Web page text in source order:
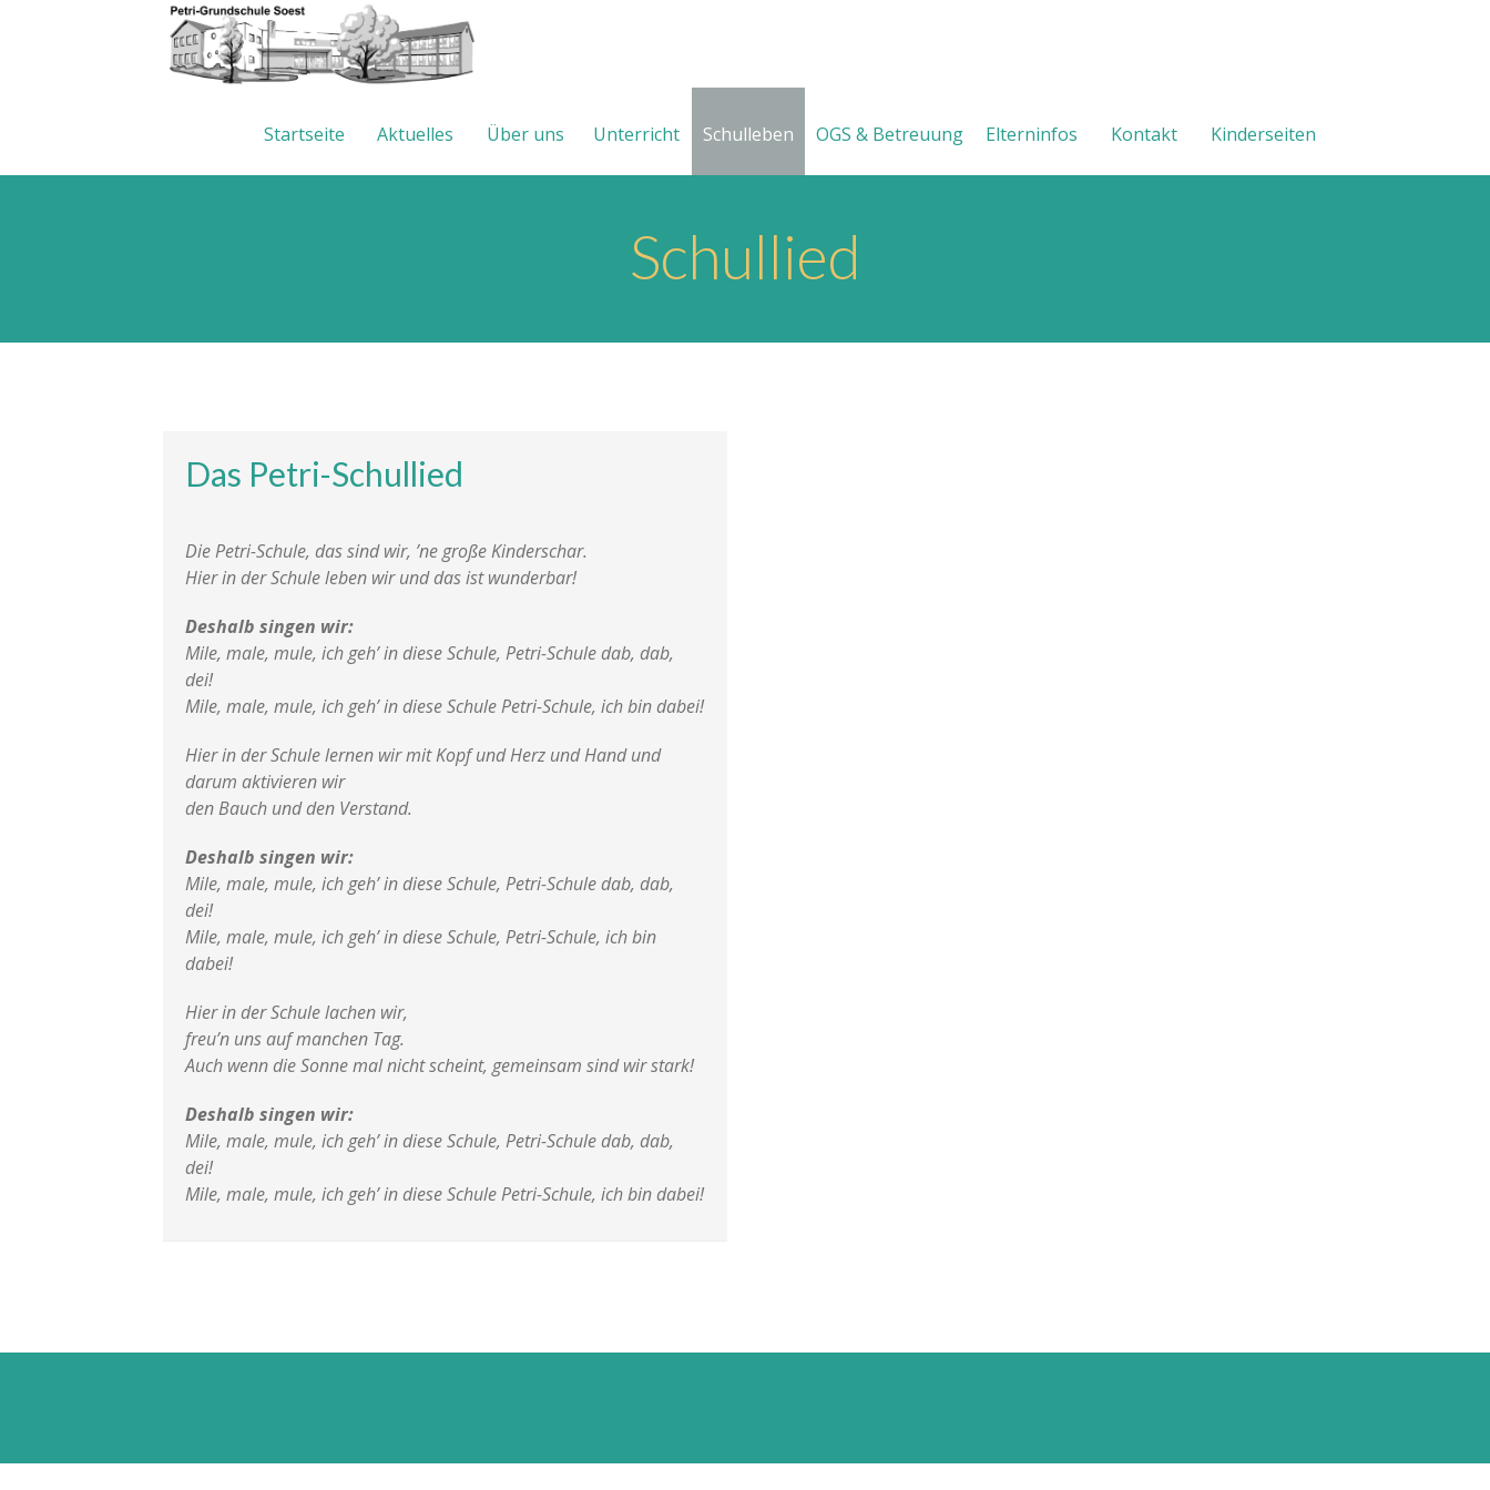
Startseite Aktuelles Über uns Unterricht Schulleben OGS & Betreuung Elterninfos Kontakt Kinderseiten
Schullied
Das Petri-Schullied
Die Petri-Schule, das sind wir, ’ne große Kinderschar.
Hier in der Schule leben wir und das ist wunderbar!
Deshalb singen wir:
Mile, male, mule, ich geh’ in diese Schule, Petri-Schule dab, dab,
dei!
Mile, male, mule, ich geh’ in diese Schule Petri-Schule, ich bin dabei!
Hier in der Schule lernen wir mit Kopf und Herz und Hand und
darum aktivieren wir
den Bauch und den Verstand.
Deshalb singen wir:
Mile, male, mule, ich geh’ in diese Schule, Petri-Schule dab, dab,
dei!
Mile, male, mule, ich geh’ in diese Schule, Petri-Schule, ich bin
dabei!
Hier in der Schule lachen wir,
freu’n uns auf manchen Tag.
Auch wenn die Sonne mal nicht scheint, gemeinsam sind wir stark!
Deshalb singen wir:
Mile, male, mule, ich geh’ in diese Schule, Petri-Schule dab, dab,
dei!
Mile, male, mule, ich geh’ in diese Schule Petri-Schule, ich bin dabei!